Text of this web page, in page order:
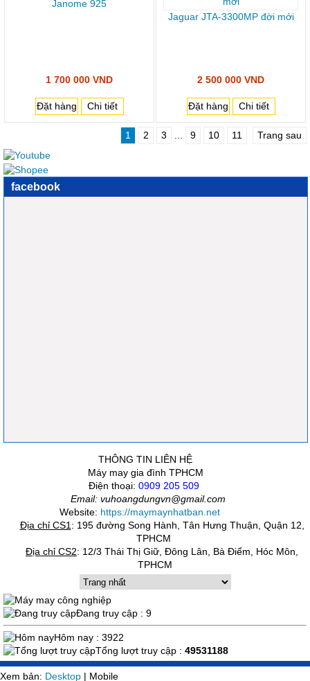
Janome 925
1 700 000 VND
Đặt hàng Chi tiết
Jaguar JTA-3300MP đời mới
2 500 000 VND
Đặt hàng Chi tiết
1 2 3 9 10 11 Trang sau
facebook
THÔNG TIN LIÊN HỆ
Máy may gia đình TPHCM
Điện thoại: 0909 205 509
Email: vuhoangdungvn@gmail.com
Website: https://maymaynhatban.net
Địa chỉ CS1 : 195 đường Song Hành, Tân Hưng Thuận, Quận 12,
TPHCM
Địa chỉ CS2: 12/3 Thái Thị Giữ, Đông Lân, Bà Điểm, Hóc Môn,
TPHCM
Đang truy cập : 9
Hôm nay : 3922
Tổng lượt truy cập : 49531188
Xem bản: Desktop | Mobile